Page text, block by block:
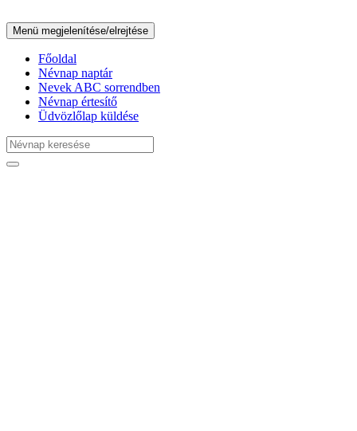
Menü megjelenítése/elrejtése
Főoldal
Névnap naptár
Nevek ABC sorrendben
Névnap értesítő
Üdvözlőlap küldése